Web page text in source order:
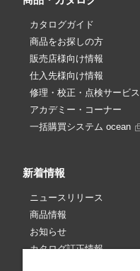
カタログガイド
商品をお探しの方
販売店様向け情報
仕入先様向け情報
修理・校正・点検サービス
アカデミー・コーナー
一括購買システム ocean
新着情報
ニュースリリース
商品情報
お知らせ
カタログ訂正情報